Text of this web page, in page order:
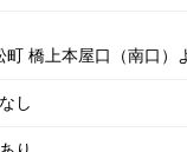
橋上本屋口（南口）
なし